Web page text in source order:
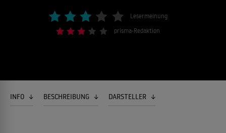
Lesermeinung
prisma-Redaktion
INFO BESCHREIBUNG DARSTELLER